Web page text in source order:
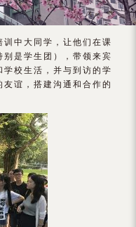
中大同学，让他们在课
是学生团），带领来宾
校生活，并与到访的学
谊，搭建沟通和合作的